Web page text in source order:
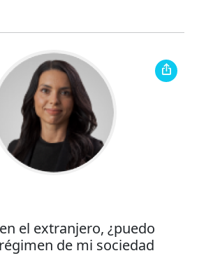
el extranjero, ¿puedo
de mi sociedad